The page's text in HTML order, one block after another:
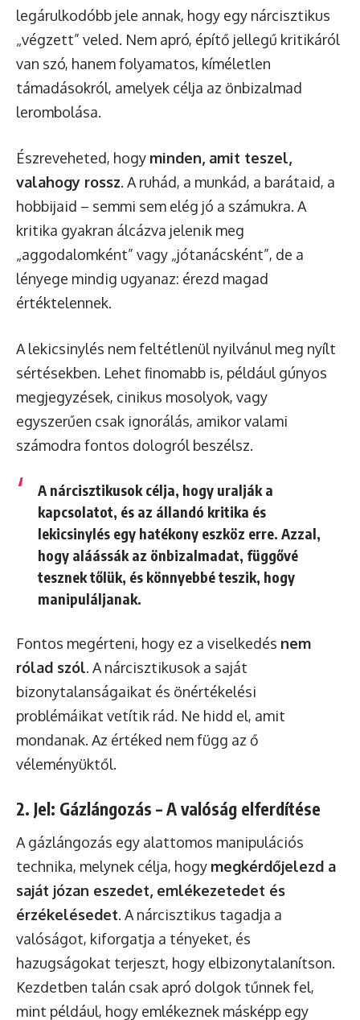
legárulkodóbb jele annak, hogy egy nárcisztikus
„végzett” veled. Nem apró, építő jellegű kritikáról
van szó, hanem folyamatos, kíméletlen
támadásokról, amelyek célja az önbizalmad
lerombolása.
Észreveheted, hogy minden, amit teszel,
valahogy rossz. A ruhád, a munkád, a barátaid, a
hobbijaid – semmi sem elég jó a számukra. A
kritika gyakran álcázva jelenik meg
„aggodalomként” vagy „jótanácsként”, de a
lényege mindig ugyanaz: érezd magad
értéktelennek.
A lekicsinylés nem feltétlenül nyilvánul meg nyílt
sértésekben. Lehet finomabb is, például gúnyos
megjegyzések, cinikus mosolyok, vagy
egyszerűen csak ignorálás, amikor valami
számodra fontos dologról beszélsz.
A nárcisztikusok célja, hogy uralják a
kapcsolatot, és az állandó kritika és
lekicsinylés egy hatékony eszköz erre. Azzal,
hogy aláássák az önbizalmadat, függővé
tesznek tőlük, és könnyebbé teszik, hogy
manipuláljanak.
Fontos megérteni, hogy ez a viselkedés nem
rólad szól. A nárcisztikusok a saját
bizonytalanságaikat és önértékelési
problémáikat vetítik rád. Ne hidd el, amit
mondanak. Az értéked nem függ az ő
véleményüktől.
2. Jel: Gázlángozás – A valóság elferdítése
A gázlángozás egy alattomos manipulációs
technika, melynek célja, hogy megkérdőjelezd a
saját józan eszedet, emlékezetedet és
érzékelésedet. A nárcisztikus tagadja a
valóságot, kiforgatja a tényeket, és
hazugságokat terjeszt, hogy elbizonytalanítson.
Kezdetben talán csak apró dolgok tűnnek fel,
mint például, hogy emlékeznek másképp egy